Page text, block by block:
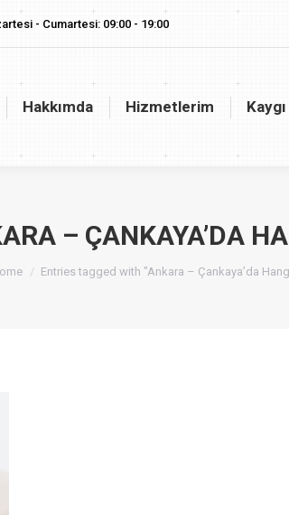
- Cumartesi: 09:00 - 19:00
Hakkımda Hizmetlerim
– ÇANKAYA’DA
are here:Entries tagged with "Ankara – Çankaya’da